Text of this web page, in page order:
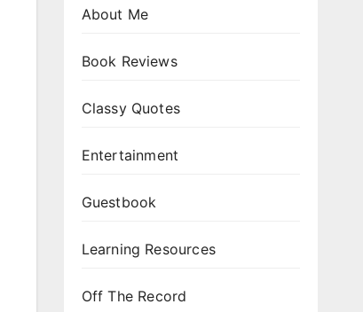
About Me
Book Reviews
Classy Quotes
Entertainment
Guestbook
Learning Resources
Off The Record